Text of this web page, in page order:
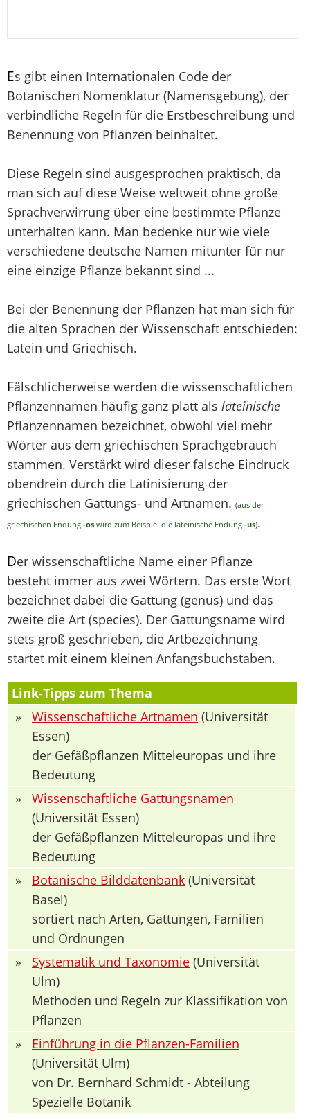
Es gibt einen Internationalen Code der
Botanischen Nomenklatur (Namensgebung), der
verbindliche Regeln für die Erstbeschreibung und
Benennung von Pflanzen beinhaltet.
Diese Regeln sind ausgesprochen praktisch, da
man sich auf diese Weise weltweit ohne große
Sprachverwirrung über eine bestimmte Pflanze
unterhalten kann. Man bedenke nur wie viele
verschiedene deutsche Namen mitunter für nur
eine einzige Pflanze bekannt sind ...
Bei der Benennung der Pflanzen hat man sich für
die alten Sprachen der Wissenschaft entschieden:
Latein und Griechisch.
Fälschlicherweise werden die wissenschaftlichen
Pflanzennamen häufig ganz platt als lateinische
Pflanzennamen bezeichnet, obwohl viel mehr
Wörter aus dem griechischen Sprachgebrauch
stammen. Verstärkt wird dieser falsche Eindruck
obendrein durch die Latinisierung der
griechischen Gattungs- und Artnamen. (aus der
griechischen Endung -os wird zum Beispiel die lateinische Endung -us).
Der wissenschaftliche Name einer Pflanze
besteht immer aus zwei Wörtern. Das erste Wort
bezeichnet dabei die Gattung (genus) und das
zweite die Art (species). Der Gattungsname wird
stets groß geschrieben, die Artbezeichnung
startet mit einem kleinen Anfangsbuchstaben.
Link-Tipps zum Thema
»
Wissenschaftliche Artnamen (Universität
Essen)
der Gefäßpflanzen Mitteleuropas und ihre
Bedeutung
»
Wissenschaftliche Gattungsnamen
(Universität Essen)
der Gefäßpflanzen Mitteleuropas und ihre
Bedeutung
»
Botanische Bilddatenbank (Universität
Basel)
sortiert nach Arten, Gattungen, Familien
und Ordnungen
»
Systematik und Taxonomie (Universität
Ulm)
Methoden und Regeln zur Klassifikation von
Pflanzen
»
Einführung in die Pflanzen-Familien
(Universität Ulm)
von Dr. Bernhard Schmidt - Abteilung
Spezielle Botanik